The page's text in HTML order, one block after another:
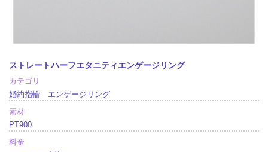
ストレートハーフエタニティエンゲージリング
カテゴリ
婚約指輪 エンゲージリング
素材
PT900
料金